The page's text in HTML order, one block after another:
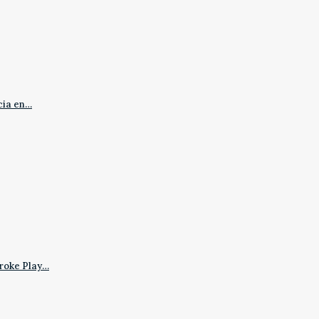
en…
Play…